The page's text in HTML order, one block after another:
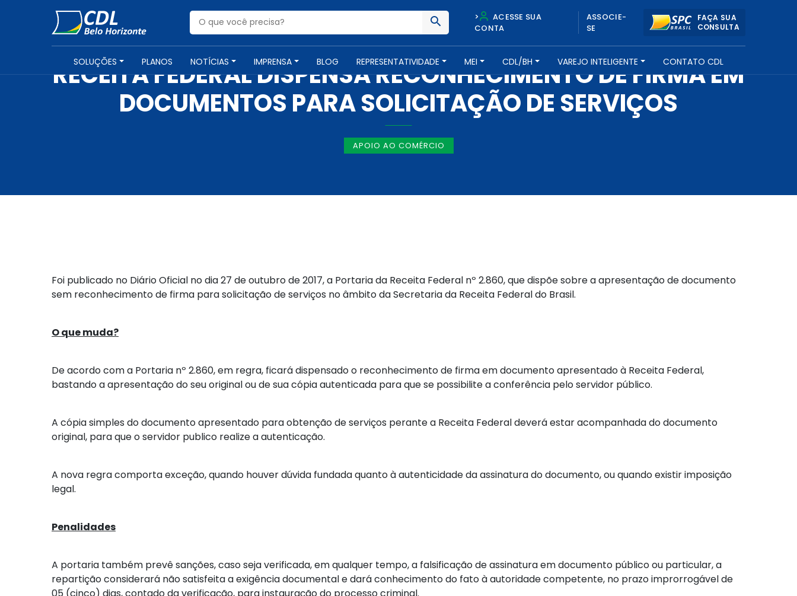
>
ACESSE SUA
CONTA
ASSOCIE-
SE
FAÇA SUA
CONSULTA
SOLUÇÕES PLANOS NOTÍCIAS IMPRENSA BLOG REPRESENTATIVIDADE MEI CDL/BH VAREJO INTELIGENTE CONTATO CDL
NOTÍCIAS -30 DE NOVEMBRO DE 2017
RECEITA FEDERAL DISPENSA RECONHECIMENTO DE FIRMA EM
DOCUMENTOS PARA SOLICITAÇÃO DE SERVIÇOS
APOIO AO COMÉRCIO
Foi publicado no Diário Oficial no dia 27 de outubro de 2017, a Portaria da Receita Federal nº 2.860, que dispõe sobre a apresentação de documento
sem reconhecimento de firma para solicitação de serviços no âmbito da Secretaria da Receita Federal do Brasil.
O que muda?
De acordo com a Portaria nº 2.860, em regra, ficará dispensado o reconhecimento de firma em documento apresentado à Receita Federal,
bastando a apresentação do seu original ou de sua cópia autenticada para que se possibilite a conferência pelo servidor público.
A cópia simples do documento apresentado para obtenção de serviços perante a Receita Federal deverá estar acompanhada do documento
original, para que o servidor publico realize a autenticação.
A nova regra comporta exceção, quando houver dúvida fundada quanto à autenticidade da assinatura do documento, ou quando existir imposição
legal.
Penalidades
A portaria também prevê sanções, caso seja verificada, em qualquer tempo, a falsificação de assinatura em documento público ou particular, a
repartição considerará não satisfeita a exigência documental e dará conhecimento do fato à autoridade competente, no prazo improrrogável de